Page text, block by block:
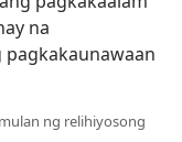
na
ng relihiyosong